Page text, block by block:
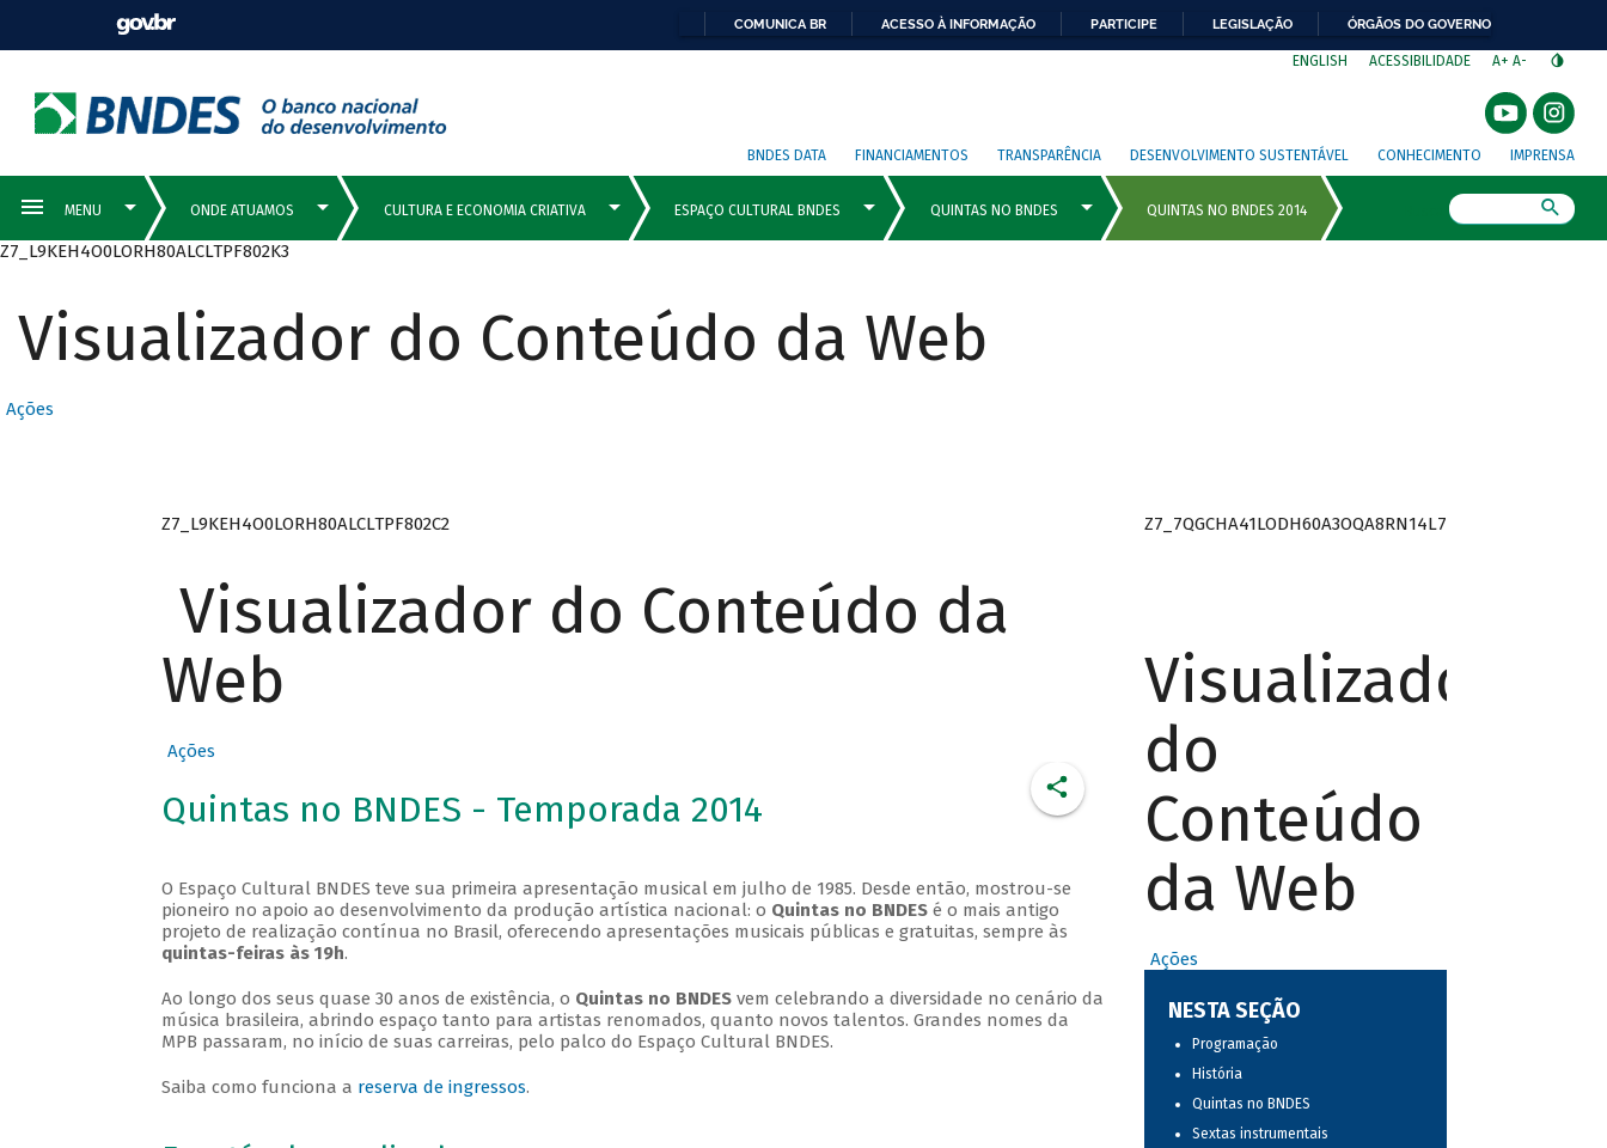
COMUNICA BR ACESSO À INFORMAÇÃO PARTICIPE LEGISLAÇÃO ÓRGÃOS DO GOVERNO
ENGLISH ACESSIBILIDADE A+ A-
BNDES DATA FINANCIAMENTOS TRANSPARÊNCIA DESENVOLVIMENTO SUSTENTÁVEL CONHECIMENTO IMPRENSA
Z7_L9KEH4O0LORH80ALCLTPF802K3
Visualizador do Conteúdo da Web
Ações
Z7_L9KEH4O0LORH80ALCLTPF802C2
Visualizador do Conteúdo da
Web
Ações
Quintas no BNDES - Temporada 2014
O Espaço Cultural BNDES teve sua primeira apresentação musical em julho de 1985. Desde então, mostrou-se
pioneiro no apoio ao desenvolvimento da produção artística nacional: o Quintas no BNDESé o mais antigo
projeto de realização contínua no Brasil, oferecendo apresentações musicais públicas e gratuitas, sempre às
quintas-feiras às 19h.
Ao longo dos seus quase 30 anos de existência, o Quintas no BNDESvem celebrando a diversidade no cenário da
música brasileira, abrindo espaço tanto para artistas renomados, quanto novos talentos. Grandes nomes da
MPB passaram, no início de suas carreiras, pelo palco do Espaço Cultural BNDES.
Saiba como funciona a reserva de ingressos.
Z7_7QGCHA41LODH60A3OQA8RN14L7
Visualizador
do
Conteúdo
da Web
Ações
NESTA SEÇÃO
Programação
História
Quintas no BNDES
Sextas instrumentais